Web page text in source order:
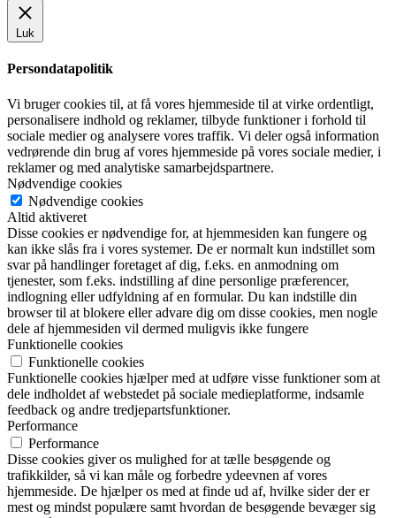
Luk
Persondatapolitik
Vi bruger cookies til, at få vores hjemmeside til at virke ordentligt,
personalisere indhold og reklamer, tilbyde funktioner i forhold til
sociale medier og analysere vores traffik. Vi deler også information
vedrørende din brug af vores hjemmeside på vores sociale medier, i
reklamer og med analytiske samarbejdspartnere.
Nødvendige cookies
Nødvendige cookies
Altid aktiveret
Disse cookies er nødvendige for, at hjemmesiden kan fungere og
kan ikke slås fra i vores systemer. De er normalt kun indstillet som
svar på handlinger foretaget af dig, f.eks. en anmodning om
tjenester, som f.eks. indstilling af dine personlige præferencer,
indlogning eller udfyldning af en formular. Du kan indstille din
browser til at blokere eller advare dig om disse cookies, men nogle
dele af hjemmesiden vil dermed muligvis ikke fungere
Funktionelle cookies
Funktionelle cookies
Funktionelle cookies hjælper med at udføre visse funktioner som at
dele indholdet af webstedet på sociale medieplatforme, indsamle
feedback og andre tredjepartsfunktioner.
Performance
Performance
Disse cookies giver os mulighed for at tælle besøgende og
trafikkilder, så vi kan måle og forbedre ydeevnen af vores
hjemmeside. De hjælper os med at finde ud af, hvilke sider der er
mest og mindst populære samt hvordan de besøgende bevæger sig